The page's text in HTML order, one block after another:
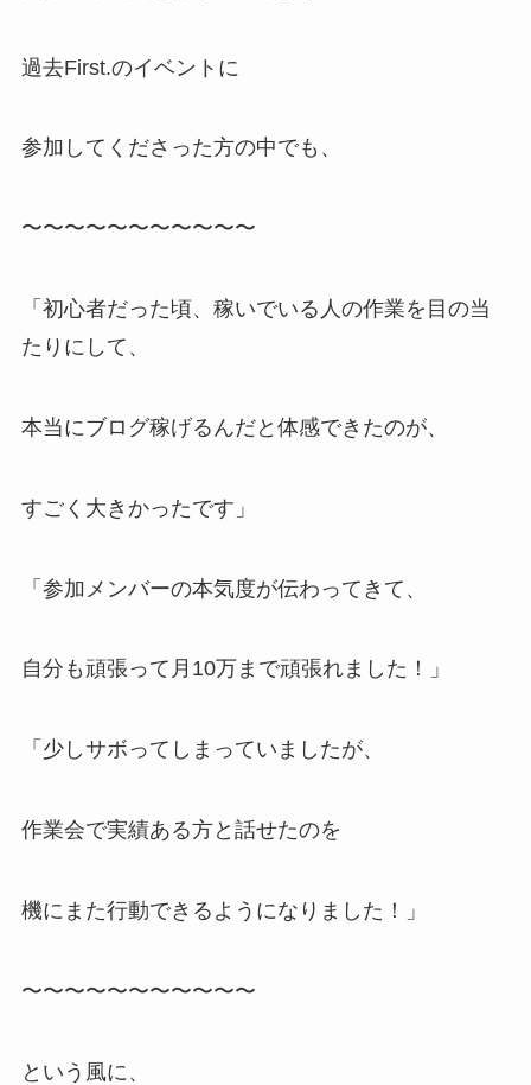
過去First.のイベントに
参加してくださった方の中でも、
〜〜〜〜〜〜〜〜〜〜〜
「初心者だった頃、稼いでいる人の作業を目の当
たりにして、
本当にブログ稼げるんだと体感できたのが、
すごく大きかったです」
「参加メンバーの本気度が伝わってきて、
自分も頑張って月10万まで頑張れました！」
「少しサボってしまっていましたが、
作業会で実績ある方と話せたのを
機にまた行動できるようになりました！」
〜〜〜〜〜〜〜〜〜〜〜
という風に、